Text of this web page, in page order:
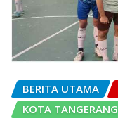
BERITA UTAMA
KOTA TANGERANG